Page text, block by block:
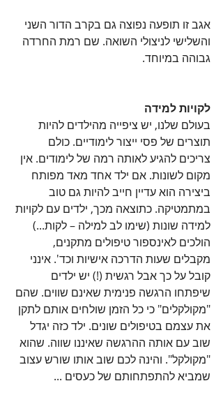
אגב זו תופעה נפוצה גם בקרב הדור השני
והשלישי לניצולי השואה. שם רמת החרדה
גבוהה במיוחד.
לקויות למידה
בעולם שלנו, יש ציפייה מהילדים להיות
תוצרים של פסי ייצור לימודיים. כולם
צריכים להגיע לאותה רמה של לימודים. אין
מקום לשונות. אם ילד אחד מאד מפותח
ביצירה הוא עדיין חייב להיות גם טוב
במתמטיקה. כתוצאה מכך, ילדים עם לקויות
למידה שונות (שימו לב למילה – לקות...)
הולכים לאינספור טיפולים מתקנים,
מקבלים שעות הדרכה אישיות וכד'. אינני
קובל על כך אבל רגשית (!) יש ילדים
שיפתחו הרגשה פנימית שאינם שווים. שהם
"מקולקלים" כי כל הזמן שולחים אותם לתקן
את עצמם בטיפולים שונים. ילד כזה יגדל
שוב עם אותה ההרגשה שאיננו שווה. שהוא
"מקולקל". והינה לכם שוב אותו שורש עצוב
שמביא להתפתחותם של כעסים ...